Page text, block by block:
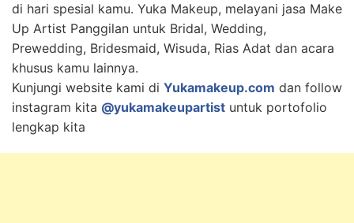
di hari spesial kamu. Yuka Makeup, melayani jasa Make
Up Artist Panggilan untuk Bridal, Wedding,
Prewedding, Bridesmaid, Wisuda, Rias Adat dan acara
khusus kamu lainnya.
Kunjungi website kami di Yukamakeup.com dan follow
instagram kita @yukamakeupartist untuk portofolio
lengkap kita